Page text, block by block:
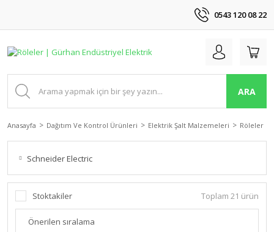
0543 120 08 22
ARA
Anasayfa Dağıtım Ve Kontrol Ürünleri Elektrik Şalt Malzemeleri Röleler
Schneider Electric
Stoktakiler Toplam 21 ürün